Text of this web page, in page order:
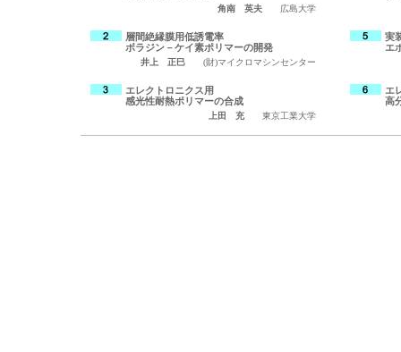
角南 英夫 広島大学
層間絶縁膜用低誘電率
ボラジン－ケイ素ポリマーの開発
実
エ
井上 正巳 (財)マイクロマシンセンター
エレクトロニクス用
感光性耐熱ポリマーの合成
エ
高
上田 充 東京工業大学